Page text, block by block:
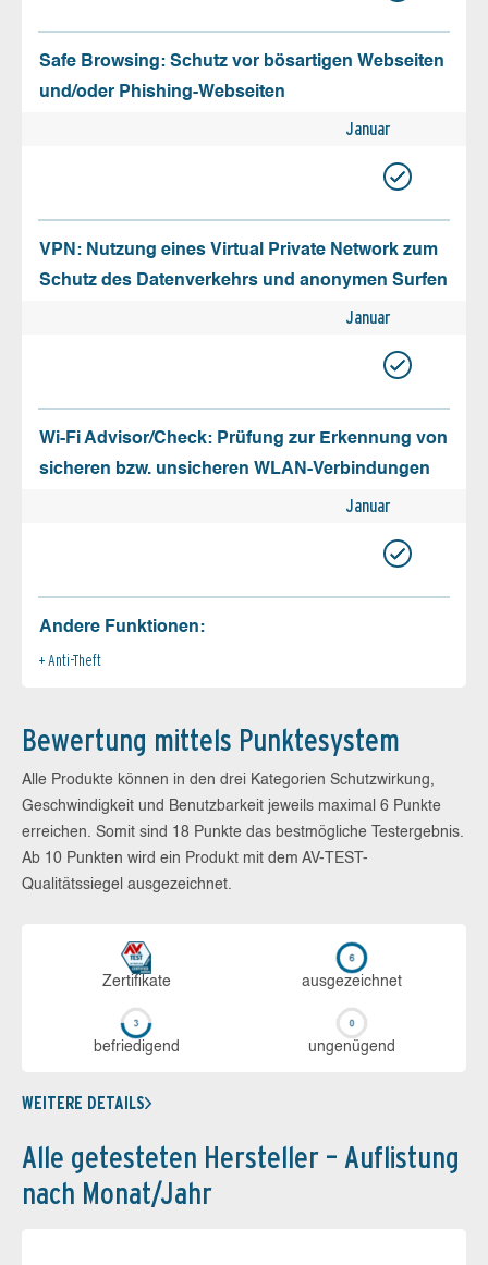
Safe Browsing: Schutz vor bösartigen Webseiten
und/oder Phishing-Webseiten
Januar
VPN: Nutzung eines Virtual Private Network zum
Schutz des Datenverkehrs und anonymen Surfen
Januar
Wi-Fi Advisor/Check: Prüfung zur Erkennung von
sicheren bzw. unsicheren WLAN-Verbindungen
Januar
Andere Funktionen:
Anti-Theft
Bewertung mittels Punktesystem
Alle Produkte können in den drei Kategorien Schutzwirkung,
Geschwindigkeit und Benutzbarkeit jeweils maximal 6 Punkte
erreichen. Somit sind 18 Punkte das bestmögliche Testergebnis.
Ab 10 Punkten wird ein Produkt mit dem AV-TEST-
Qualitätssiegel ausgezeichnet.
Zerti­fikate aus­ge­zeich­net
be­frie­di­gend un­ge­nü­gend
WEITERE DETAILS
Alle getesteten Hersteller – Auflistung
nach Monat/Jahr